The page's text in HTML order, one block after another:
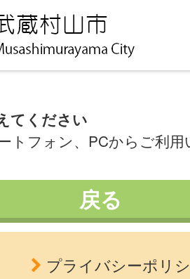
てください
トフォン、PCからご利
戻る
プライバシーポリ